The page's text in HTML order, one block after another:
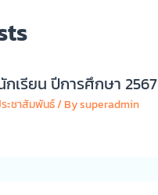
เรียน ปีการศึกษา 2567
ะชาสัมพันธ์/ Bysuperadmin